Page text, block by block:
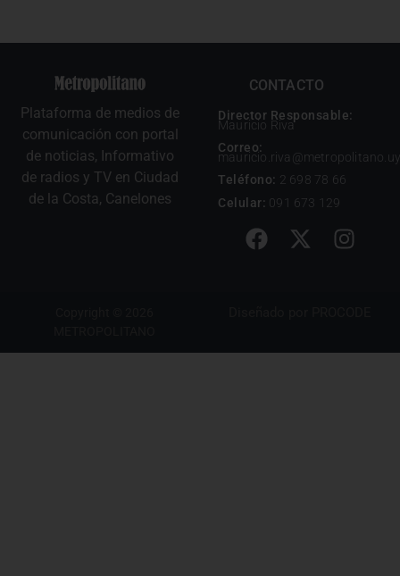
Plataforma de medios de
comunicación con portal
de noticias, Informativo
de radios y TV en Ciudad
de la Costa, Canelones
CONTACTO
Director Responsable:
Mauricio Riva
Correo:
mauricio.riva@metropolitano.uy
Teléfono: 2 698 78 66
Celular: 091 673 129